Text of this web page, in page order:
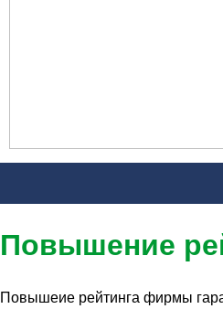
Повышение
Повышеие рейтинга фирмы